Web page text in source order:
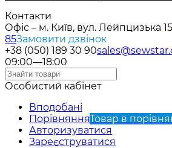
Контакти
Офіс – м. Київ, вул. Лейпцизька 15
85Замовити дзвінок
+38 (050) 189 30 90
09:00—18:00
Особистий кабінет
Вподобані
ПорівнянняТовар в
Авторизуватися
Зареєструватися